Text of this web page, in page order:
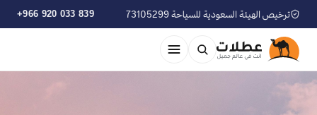
ترخيص الهيئة السعودية للسياحة 73105299 +966 920 033 839